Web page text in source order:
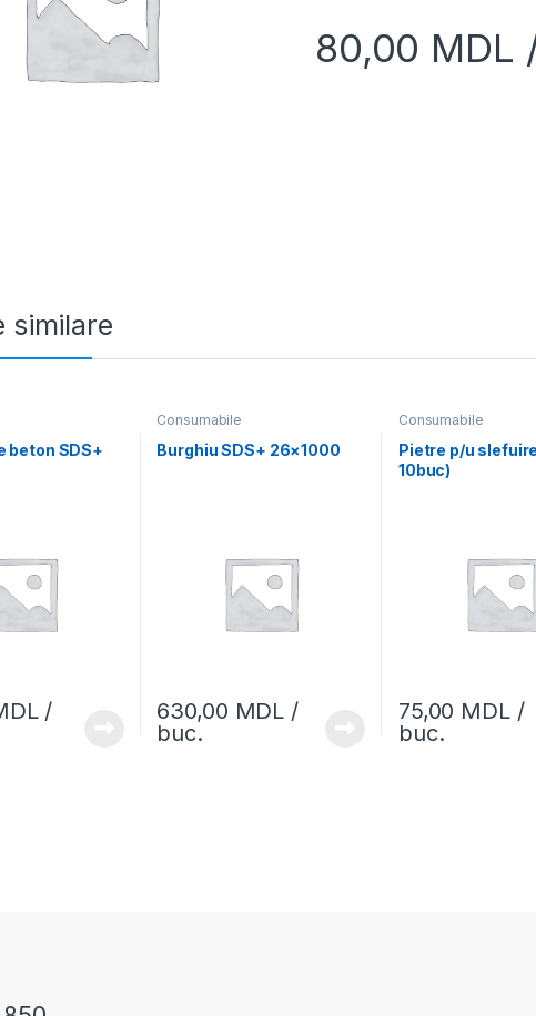
80,00 MDL
similare
beton SDS+
/
Consumabile
Burghiu SDS+ 26×1000
630,00 MDL /
buc.
Consumabile
Pietre p/u
10buc)
75,00 MDL/
buc.